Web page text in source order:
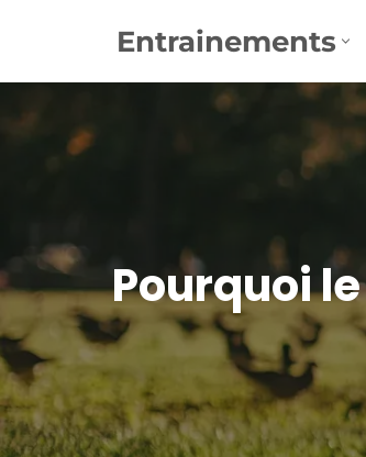
au
contenu
Entrainements
Pourquoi